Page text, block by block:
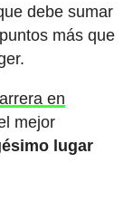
debe sumar
más que
en
mejor
lugar